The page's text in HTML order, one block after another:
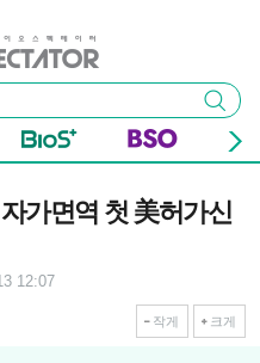
터
검색
자가면역 첫 美허가신
12:07
작게 크게